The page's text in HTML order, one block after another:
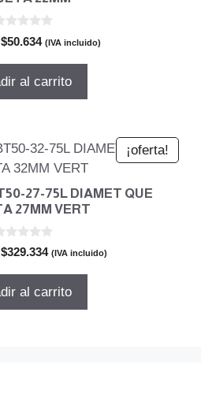
El
original
$50.634El
actual
(IVA incluido)
al carrito
¡oferta!
27-75L DIAMET QUE
27MM VERT
El
original
$329.334El
actual
(IVA incluido)
al carrito